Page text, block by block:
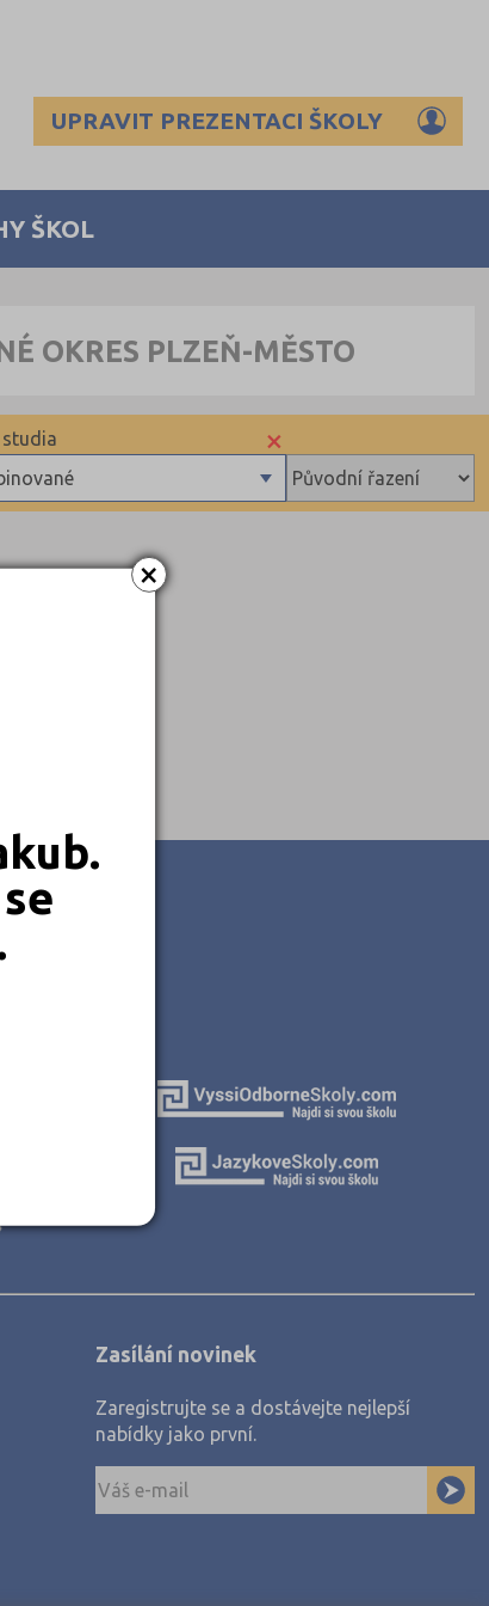
×
UPRAVIT PREZENTACI ŠKOLY
ŠKOL
OKRES PLZEŇ-MĚSTO
×
studia
Zasílání novinek
Zaregistrujte se a dostávejte nejlepší
nabídky jako první.